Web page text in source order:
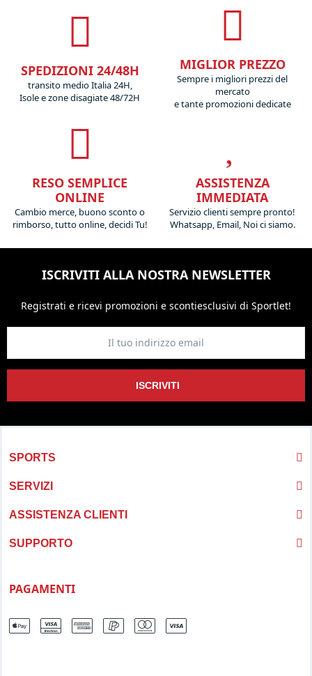
SPEDIZIONI 24/48H
transito medio Italia 24H,
Isole e zone disagiate 48/72H
MIGLIOR PREZZO
Sempre i migliori prezzi del
mercato
e tante promozioni dedicate
RESO SEMPLICE
ONLINE
Cambio merce, buono sconto o
rimborso, tutto online, decidi Tu!
ASSISTENZA
IMMEDIATA
Servizio clienti sempre pronto!
Whatsapp, Email, Noi ci siamo.
ISCRIVITI ALLA NOSTRA NEWSLETTER
Registrati e ricevi promozioni e scontiesclusivi di Sportlet!
ISCRIVITI
SPORTS
SERVIZI
ASSISTENZA CLIENTI
SUPPORTO
PAGAMENTI